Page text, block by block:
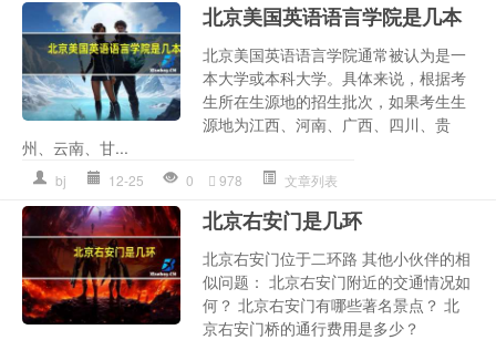
北京美国英语语言学院是几本
北京美国英语语言学院通常被认为是一
本大学或本科大学。具体来说，根据考
生所在生源地的招生批次，如果考生生
源地为江西、河南、广西、四川、贵
州、云南、甘...
bj 12-25 0 978 文章列表
北京右安门是几环
北京右安门位于二环路 其他小伙伴的相
似问题： 北京右安门附近的交通情况如
何？ 北京右安门有哪些著名景点？ 北
京右安门桥的通行费用是多少？